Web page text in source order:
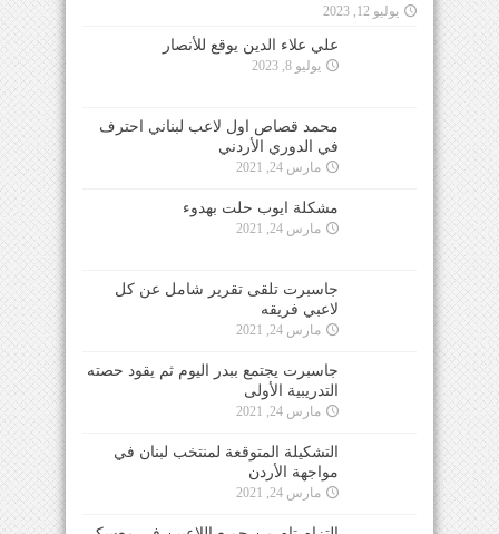
يوليو 12, 2023
علي علاء الدين يوقع للأنصار
يوليو 8, 2023
محمد قصاص اول لاعب لبناني احترف
في الدوري الأردني
مارس 24, 2021
مشكلة ايوب حلت بهدوء
مارس 24, 2021
جاسبرت تلقى تقرير شامل عن كل
لاعبي فريقه
مارس 24, 2021
جاسبرت يجتمع ببدر اليوم ثم يقود حصته
التدريبية الأولى
مارس 24, 2021
التشكيلة المتوقعة لمنتخب لبنان في
مواجهة الأردن
مارس 24, 2021